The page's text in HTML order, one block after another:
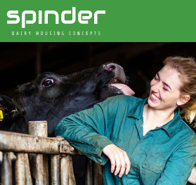
Home
Tuotteet
Lataukset
Spinder
Jälleenmyyjät